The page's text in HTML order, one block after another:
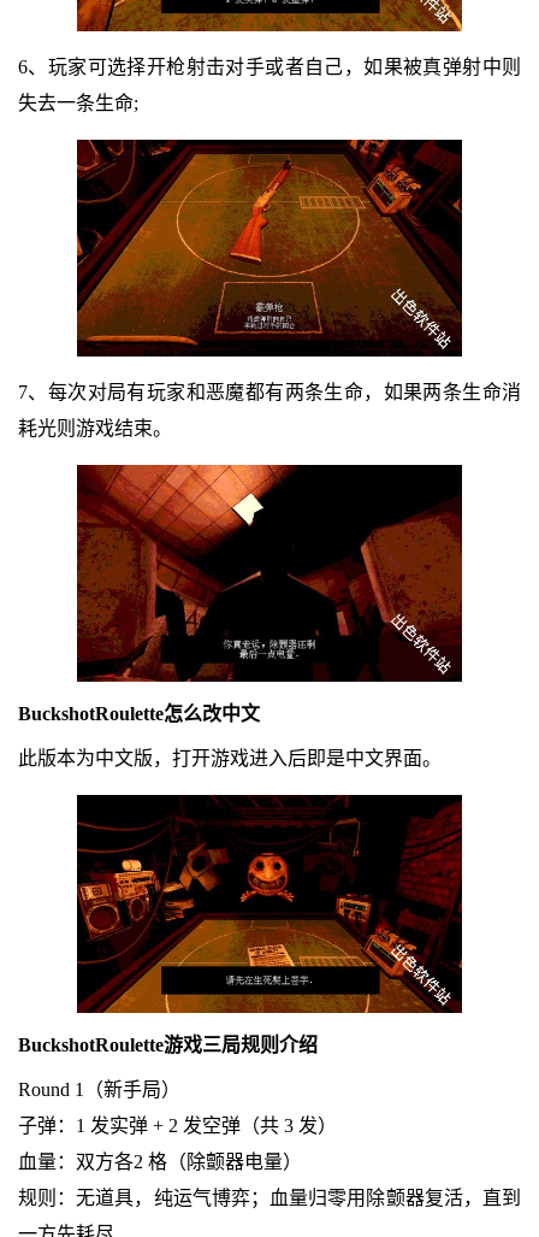
6、玩家可选择开枪射击对手或者自己，如果被真弹射中则
失去一条生命;
7、每次对局有玩家和恶魔都有两条生命，如果两条生命消
耗光则游戏结束。
BuckshotRoulette怎么改中文
此版本为中文版，打开游戏进入后即是中文界面。
BuckshotRoulette游戏三局规则介绍
Round 1（新手局）
子弹：1 发实弹 + 2 发空弹（共 3 发）
血量：双方各2 格（除颤器电量）
规则：无道具，纯运气博弈；血量归零用除颤器复活，直到